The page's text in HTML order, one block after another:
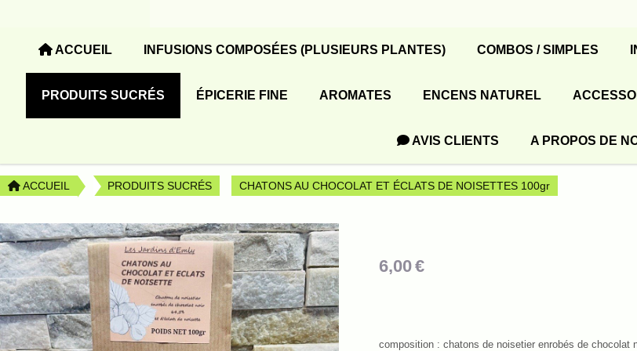
ACCUEIL INFUSIONS COMPOSÉES (PLUSIEURS PLANTES) COMBOS / SIMPLES
PRODUITS SUCRÉS ÉPICERIE FINE AROMATES ENCENS NATUREL
AVIS CLIENTS A PROPOS DE
ACCUEIL PRODUITS SUCRÉS CHATONS AU CHOCOLAT ET ÉCLATS DE NOISETTES 100gr
6,00€
composition : chatons de noisetier enrobés de chocolat